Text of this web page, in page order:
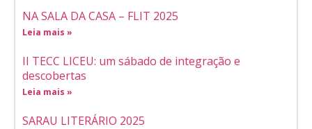
NA SALA DA CASA – FLIT 2025
Leia mais »
II TECC LICEU: um sábado de integração e
descobertas
Leia mais »
SARAU LITERÁRIO 2025